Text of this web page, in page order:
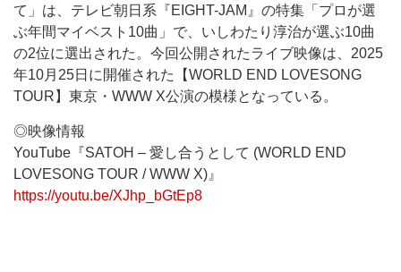
て」は、テレビ朝日系『EIGHT-JAM』の特集「プロが選
ぶ年間マイベスト10曲」で、いしわたり淳治が選ぶ10曲
の2位に選出された。今回公開されたライブ映像は、2025
年10月25日に開催された【WORLD END LOVESONG
TOUR】東京・WWW X公演の模様となっている。
◎映像情報
YouTube『SATOH – 愛し合うとして (WORLD END
LOVESONG TOUR / WWW X)』
https://youtu.be/XJhp_bGtEp8